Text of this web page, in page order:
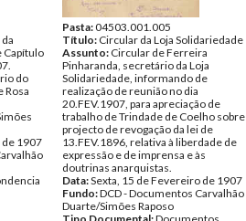
Capítulo
do
Rosa
1907
Pasta:04503.001.005
Título: Circular da Loja Solidariedade
Assunto: Circular de Ferreira
Pinharanda, secretário da Loja
Solidariedade, informando de
realização de reunião no dia
20.FEV.1907, para apreciação de
trabalho de Trindade de Coelho sobre
projecto de revogação da lei de
13.FEV.1896, relativa à liberdade de
expressão e de imprensa e às
doutrinas anarquistas.
Data:Sexta, 15 de Fevereiro de 1907
Fundo:DCD - Documentos Carvalhão
Duarte/Simões Raposo